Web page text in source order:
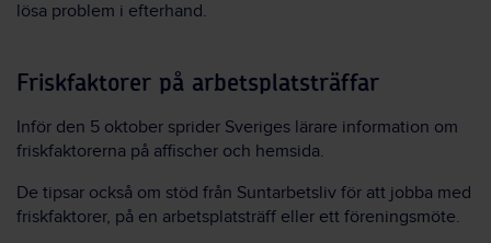
lösa problem i efterhand.
Friskfaktorer på arbetsplatsträffar
Inför den 5 oktober sprider Sveriges lärare information om
friskfaktorerna på affischer och hemsida.
De tipsar också om stöd från Suntarbetsliv för att jobba med
friskfaktorer, på en arbetsplatsträff eller ett föreningsmöte.